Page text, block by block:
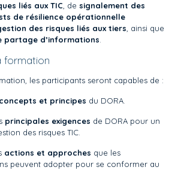
liés aux TIC , de signalement des
de résilience opérationnelle
des risques liés aux tiers , ainsi que
partage d’informations
formation
les participants seront capables de :
concepts et principes du DORA.
principales exigences de DORA pour un
des risques TIC.
actions et approches que les
peuvent adopter pour se conformer au